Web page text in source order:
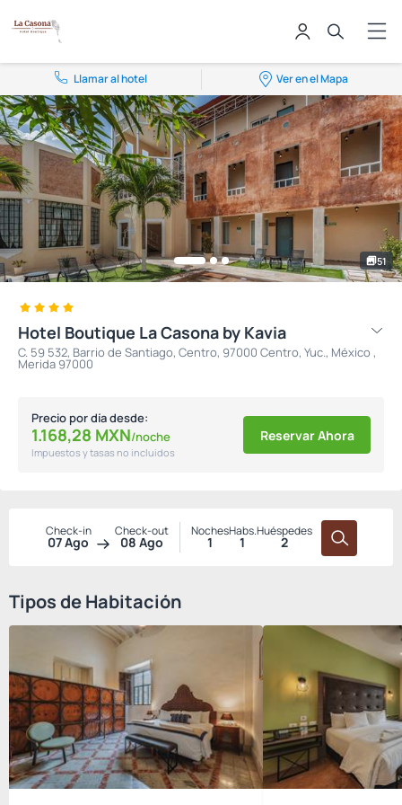
Llamar al hotel Ver en el Mapa
51
Hotel Boutique La Casona by Kavia
C. 59 532, Barrio de Santiago, Centro, 97000 Centro, Yuc., México ,
Merida 97000
Precio por día desde:
1.168,28 MXN/noche
Impuestos y tasas no incluidos
Reservar Ahora
Check-in
07 Ago
Check-out
08 Ago
Noches
1
Habs.
1
Huéspedes
2
Tipos de Habitación